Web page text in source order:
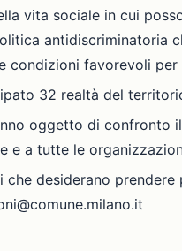
vita sociale in cui
antidiscriminatoria
condizioni favorevoli
32 realtà del
oggetto di confronto
e a tutte le
che desiderano